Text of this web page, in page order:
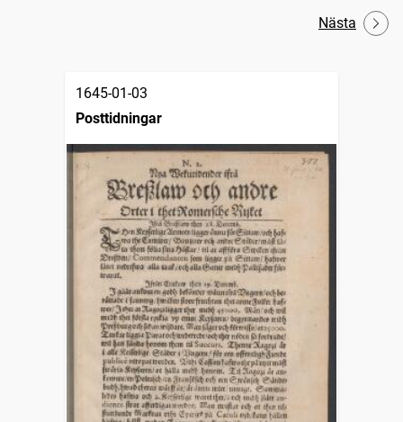
Nästa
1645-01-03
Posttidningar